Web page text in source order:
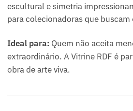
escultural e simetria
para colecionadoras que
Ideal para: Quem não aceita
extraordinário. A Vitrine RDF é
obra de arte viva.